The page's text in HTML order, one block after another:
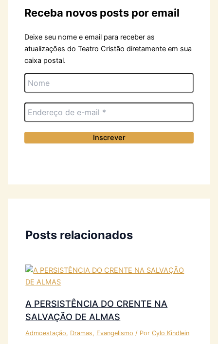
Receba novos posts por email
Deixe seu nome e email para receber as
atualizações do Teatro Cristão diretamente em sua
caixa postal.
Posts relacionados
A PERSISTÊNCIA DO CRENTE NA
SALVAÇÃO DE ALMAS
Admoestação, Dramas, Evangelismo / PorCylo Kindlein